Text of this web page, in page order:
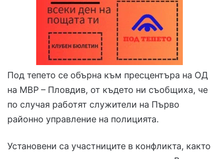
Под тепето се обърна към пресцентъра на ОД
на МВР – Пловдив, от където ни съобщиха, че
по случая работят служители на Първо
районно управление на полицията.
Установени са участниците в конфликта, както